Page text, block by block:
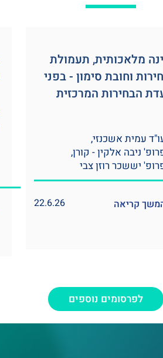
מלאכותית, תעמולת
וחובת סימון - בפני
הבחירות המרכזית
עמית אשכנזי,
ניבה אלקין - קורן,
יששכר רוזן צבי
22.6.26 קריאה
לפרסומים נוספים